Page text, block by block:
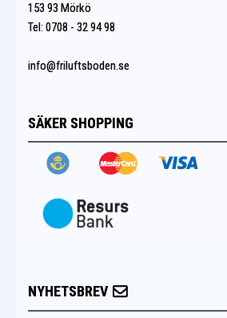
153 93 Mörkö
Tel: 0708 - 32 94 98
info@friluftsboden.se
SÄKER SHOPPING
NYHETSBREV